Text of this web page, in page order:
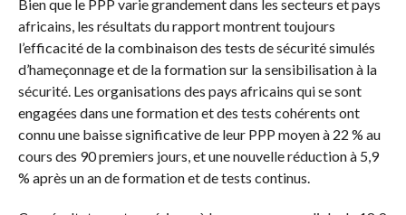
Bien que le PPP varie grandement dans les secteurs et pays
africains, les résultats du rapport montrent toujours
l’efficacité de la combinaison des tests de sécurité simulés
d’hameçonnage et de la formation sur la sensibilisation à la
sécurité. Les organisations des pays africains qui se sont
engagées dans une formation et des tests cohérents ont
connu une baisse significative de leur PPP moyen à 22 % au
cours des 90 premiers jours, et une nouvelle réduction à 5,9
% après un an de formation et de tests continus.